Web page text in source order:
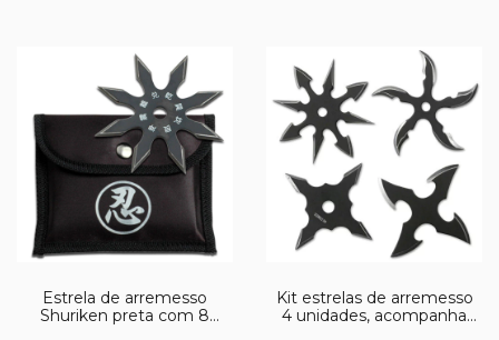
Estrela de arremesso
Shuriken preta com 8
Kit estrelas de arremesso
4 unidades, acompanha